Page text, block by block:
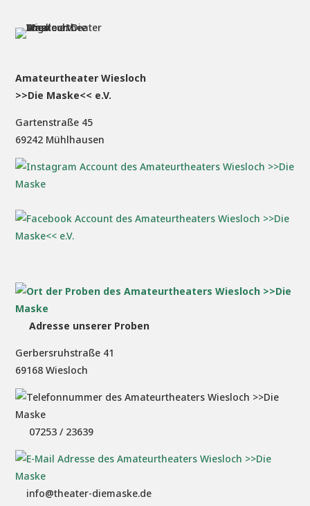
Amateurtheater Wiesloch
>>Die Maske<< e.V.
Gartenstraße 45
69242 Mühlhausen
Adresse unserer Proben
Gerbersruhstraße 41
69168 Wiesloch
07253 / 23639
info@theater-diemaske.de